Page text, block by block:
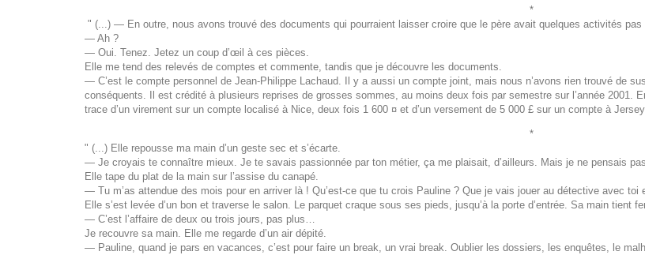
*
" (...) — En outre, nous avons trouvé des documents qui pourraient laisser croire que le père avait quelques activités pas
— Ah ?
— Oui. Tenez. Jetez un coup d’œil à ces pièces.
Elle me tend des relevés de comptes et commente, tandis que je découvre les documents.
— C’est le compte personnel de Jean-Philippe Lachaud. Il y a aussi un compte joint, mais nous n’avons rien trouvé de
conséquents. Il est crédité à plusieurs reprises de grosses sommes, au moins deux fois par semestre sur l’année 2001.
trace d’un virement sur un compte localisé à Nice, deux fois 1 600 ¤ et d’un versement de 5 000 £ sur un compte à
*
" (...) Elle repousse ma main d’un geste sec et s’écarte.
— Je croyais te connaître mieux. Je te savais passionnée par ton métier, ça me plaisait, d’ailleurs. Mais je ne pensais
Elle tape du plat de la main sur l’assise du canapé.
— Tu m’as attendue des mois pour en arriver là ! Qu’est-ce que tu crois Pauline ? Que je vais jouer au détective avec
Elle s’est levée d’un bon et traverse le salon. Le parquet craque sous ses pieds, jusqu’à la porte d’entrée. Sa main tient
— C’est l’affaire de deux ou trois jours, pas plus…
Je recouvre sa main. Elle me regarde d’un air dépité.
— Pauline, quand je pars en vacances, c’est pour faire un break, un vrai break. Oublier les dossiers, les enquêtes, le